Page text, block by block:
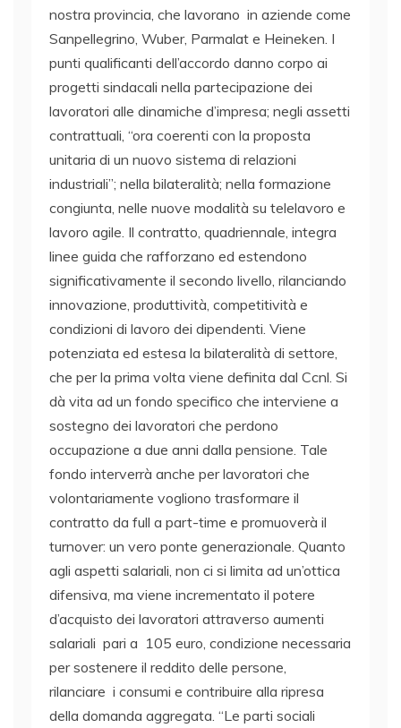
nostra provincia, che lavorano in aziende come
Sanpellegrino, Wuber, Parmalat e Heineken. I
punti qualificanti dell’accordo danno corpo ai
progetti sindacali nella partecipazione dei
lavoratori alle dinamiche d’impresa; negli assetti
contrattuali, “ora coerenti con la proposta
unitaria di un nuovo sistema di relazioni
industriali”; nella bilateralità; nella formazione
congiunta, nelle nuove modalità su telelavoro e
lavoro agile. Il contratto, quadriennale, integra
linee guida che rafforzano ed estendono
significativamente il secondo livello, rilanciando
innovazione, produttività, competitività e
condizioni di lavoro dei dipendenti. Viene
potenziata ed estesa la bilateralità di settore,
che per la prima volta viene definita dal Ccnl. Si
dà vita ad un fondo specifico che interviene a
sostegno dei lavoratori che perdono
occupazione a due anni dalla pensione. Tale
fondo interverrà anche per lavoratori che
volontariamente vogliono trasformare il
contratto da full a part-time e promuoverà il
turnover: un vero ponte generazionale. Quanto
agli aspetti salariali, non ci si limita ad un’ottica
difensiva, ma viene incrementato il potere
d’acquisto dei lavoratori attraverso aumenti
salariali pari a 105 euro, condizione necessaria
per sostenere il reddito delle persone,
rilanciare i consumi e contribuire alla ripresa
della domanda aggregata. “Le parti sociali